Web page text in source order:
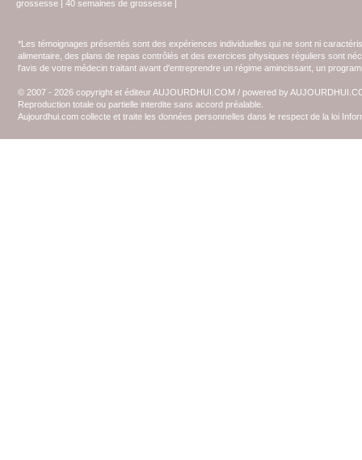
grossesse 40 semaines de grossesse
*Les témoignages présentés sont des expériences individuelles qui ne sont ni
alimentaire, des plans de repas contrôlés et des exercices physiques réguliers sont
l'avis de votre médecin traitant avant d'entreprendre un régime amincissant, un
© 2007 - 2026 copyright et éditeur AUJOURDHUI.COM / powered by
Reproduction totale ou partielle interdite sans accord préalable.
Aujourdhui.com collecte et traite les données personnelles dans le respect de la loi